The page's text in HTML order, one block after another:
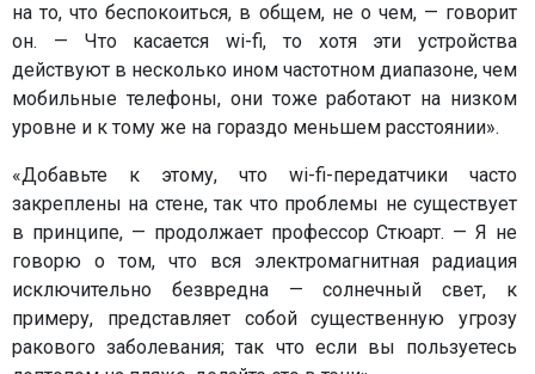
на то, что беспокоиться, в общем, не о чем, — говорит
он. — Что касается wi-fi, то хотя эти устройства
действуют в несколько ином частотном диапазоне, чем
мобильные телефоны, они тоже работают на низком
уровне и к тому же на гораздо меньшем расстоянии».
«Добавьте к этому, что wi-fi-передатчики часто
закреплены на стене, так что проблемы не существует
в принципе, — продолжает профессор Стюарт. — Я не
говорю о том, что вся электромагнитная радиация
исключительно безвредна — солнечный свет, к
примеру, представляет собой существенную угрозу
ракового заболевания; так что если вы пользуетесь